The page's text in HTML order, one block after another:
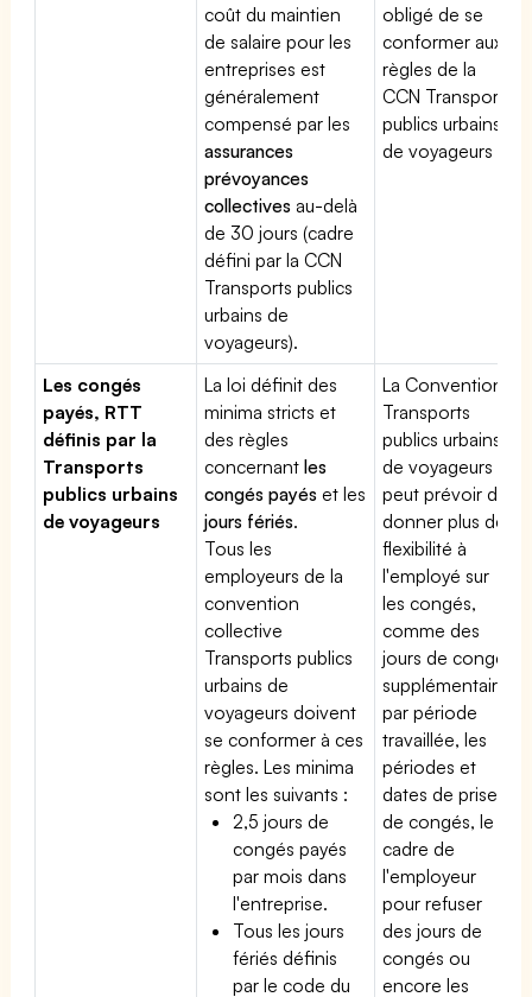
coût du maintien
de salaire pour les
entreprises est
généralement
compensé par les
assurances
prévoyances
collectives au-delà
de 30 jours (cadre
défini par la CCN
Transports publics
urbains de
voyageurs).
obligé de se
conformer aux
règles de la
CCN Transports
publics urbains
de voyageurs
Les congés
payés, RTT
définis par la
Transports
publics urbains
de voyageurs
La loi définit des
minima stricts et
des règles
concernantles
congés payés et les
jours fériés.
Tous les
employeurs de la
convention
collective
Transports publics
urbains de
voyageurs doivent
se conformer à ces
règles. Les minima
sont les suivants :
2,5 jours de
congés payés
par mois dans
l'entreprise.
Tous les jours
fériés définis
par le code du
La Convention
Transports
publics urbains
de voyageurs
peut prévoir de
donner plus de
flexibilité à
l'employé sur
les congés,
comme des
jours de congé
supplémentaires
par période
travaillée, les
périodes et
dates de prise
de congés, le
cadre de
l'employeur
pour refuser
des jours de
congés ou
encore les